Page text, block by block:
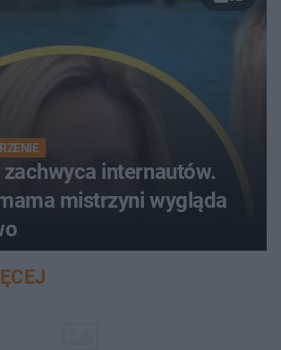
internautów.
mistrzyni wygląda